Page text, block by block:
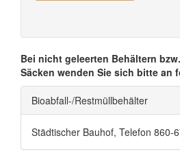
Bei nicht geleerten Behältern
Säcken wenden Sie sich bitte an
Bioabfall-/Restmüllbehälter
Städtischer Bauhof, Telefon 860-